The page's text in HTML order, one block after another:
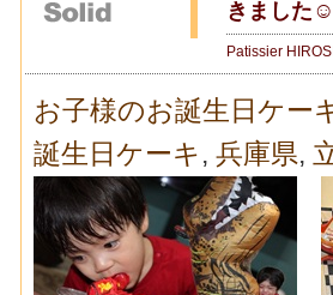
きました
Patissier
お子様のお誕生日ケー
誕生日ケーキ , 兵庫県,